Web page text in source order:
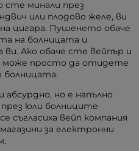
сте минали през
или плодово желе, ви
цигара. Пушенето обаче
на болницата и
Ако обаче сте вейпър и
може просто да отидете
болницата.
абсурдно, но е напълно
юли болниците
съгласиха вейп компания
за електронни